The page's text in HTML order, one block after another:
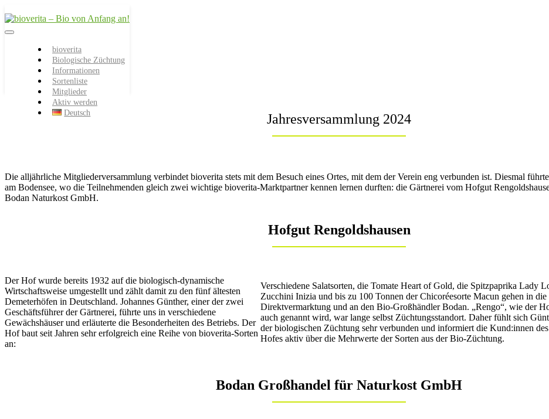
bioverita – Bio von
Anfang an!
Endprodukt
bioverita
Biologische Züchtung
Informationen
Sortenliste
Mitglieder
Aktiv werden
Deutsch
Jahresversammlung 2024
Die alljährliche Mitgliederversammlung verbindet bioverita stets mit dem Besuch eines Ortes, mit dem der Verein eng verbunden ist. Diesmal
am Bodensee, wo die Teilnehmenden gleich zwei wichtige bioverita-Marktpartner kennen lernen durften: die Gärtnerei vom Hofgut
Bodan Naturkost GmbH.
Hofgut Rengoldshausen
Der Hof wurde bereits 1932 auf die biologisch-dynamische
Wirtschaftsweise umgestellt und zählt damit zu den fünf ältesten
Demeterhöfen in Deutschland. Johannes Günther, einer der zwei
Geschäftsführer der Gärtnerei, führte uns in verschiedene
Gewächshäuser und erläuterte die Besonderheiten des Betriebs. Der
Hof baut seit Jahren sehr erfolgreich eine Reihe von bioverita-Sorten
an:
Verschiedene Salatsorten, die Tomate Heart of Gold, die Spitzpaprika Lady
Zucchini Inizia und bis zu 100 Tonnen der Chicoréesorte Macun gehen in die
Direktvermarktung und an den Bio-Großhändler Bodan. „Rengo“, wie der
auch genannt wird, war lange selbst Züchtungsstandort. Daher fühlt sich
der biologischen Züchtung sehr verbunden und informiert die Kund:innen des
Hofes aktiv über die Mehrwerte der Sorten aus der Bio-Züchtung.
Bodan Großhandel für Naturkost GmbH